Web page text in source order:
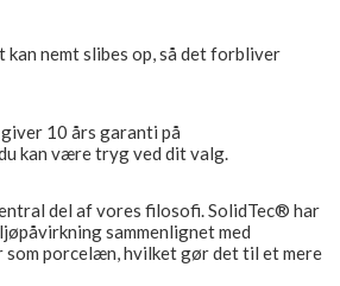
nemt slibes op, så det forbliver
10 års garanti på
kan være tryg ved dit valg.
del af vores filosofi. SolidTec® har
sammenlignet med
porcelæn, hvilket gør det til et mere